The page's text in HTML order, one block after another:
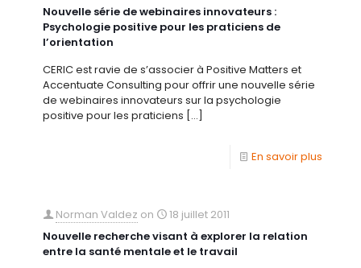
Nouvelle série de webinaires innovateurs :
Psychologie positive pour les praticiens de
l’orientation
CERIC est ravie de s’associer à Positive Matters et
Accentuate Consulting pour offrir une nouvelle série
de webinaires innovateurs sur la psychologie
positive pour les praticiens […]
En savoir plus
Norman Valdez on
18 juillet 2011
Nouvelle recherche visant à explorer la relation
entre la santé mentale et le travail